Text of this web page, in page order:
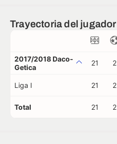
Trayectoria del jugador
2017/2018 Daco-
Getica
21 2
Liga I 21 2
Total 21 2